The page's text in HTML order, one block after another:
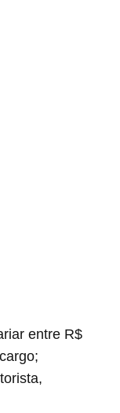
entre R$